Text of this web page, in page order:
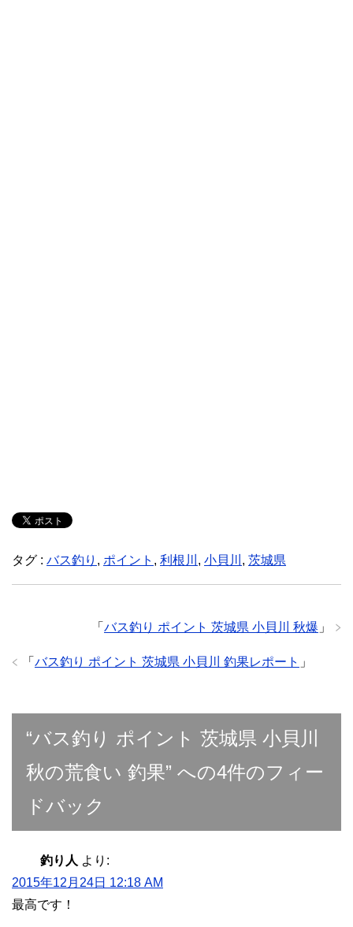
タグ : バス釣り , ポイント , 利根川 , 小貝川 , 茨城県
「 バス釣り ポイント 茨城県 小貝川 秋爆 」
「 バス釣り ポイント 茨城県 小貝川 釣果レポート 」
“バス釣り ポイント 茨城県 小貝川
秋の荒食い 釣果” への4件のフィー
ドバック
釣り人 より:
2015年12月24日 12:18 AM
最高です！